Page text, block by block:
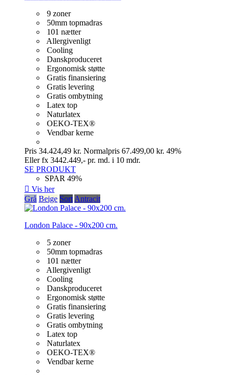
9 zoner
50mm topmadras
101 nætter
Allergivenligt
Cooling
Danskproduceret
Ergonomisk støtte
Gratis finansiering
Gratis levering
Gratis ombytning
Latex top
Naturlatex
OEKO-TEX®
Vendbar kerne
Pris 34.424,49 kr. Normalpris 67.499,00 kr. 49%
Eller fx 3442.449,- pr. md. i 10 mdr.
SE PRODUKT
SPAR 49%
 Vis her
Grå Beige Sort Antracit
London Palace - 90x200 cm.
5 zoner
50mm topmadras
101 nætter
Allergivenligt
Cooling
Danskproduceret
Ergonomisk støtte
Gratis finansiering
Gratis levering
Gratis ombytning
Latex top
Naturlatex
OEKO-TEX®
Vendbar kerne